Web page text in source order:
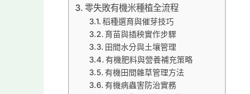
零失敗有機米種植全流程
稻種選育與催芽技巧
育苗與插秧實作步驟
田間水分與土壤管理
有機肥料與營養補充策略
有機田間雜草管理方法
有機病蟲害防治實務